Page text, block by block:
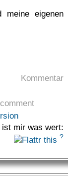
meine eigenen
Kommentar
ist mir was wert:
?